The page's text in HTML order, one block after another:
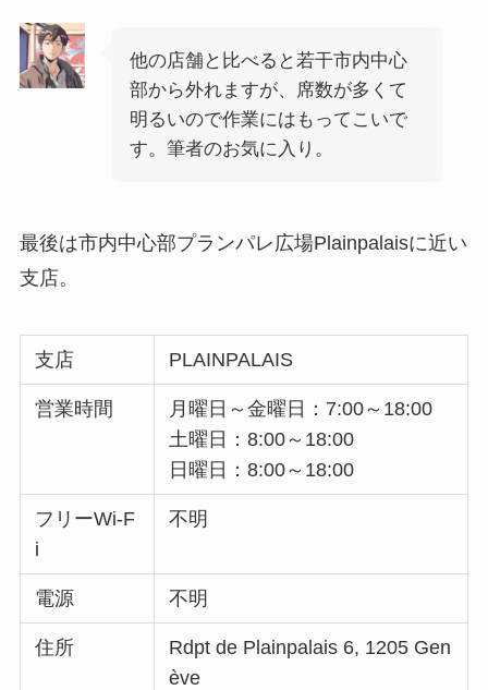
他の店舗と比べると若干市内中心
部から外れますが、席数が多くて
明るいので作業にはもってこいで
す。筆者のお気に入り。
最後は市内中心部プランパレ広場Plainpalaisに近い
支店。
支店 PLAINPALAIS
営業時間
月曜日～金曜日：7:00～18:00
土曜日：8:00～18:00
日曜日：8:00～18:00
フリーWi-F
i
不明
電源 不明
住所
Rdpt de Plainpalais 6, 1205 Gen
ève